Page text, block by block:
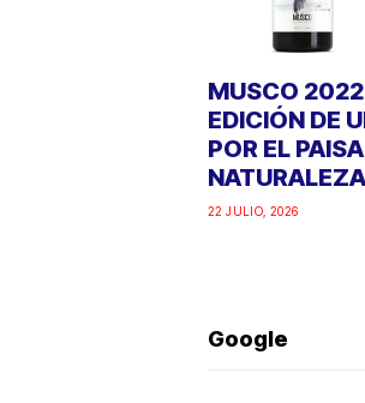
MUSCO
EDICIÓN DE
POR EL
NATURALEZA
22 JULIO, 2026
Google